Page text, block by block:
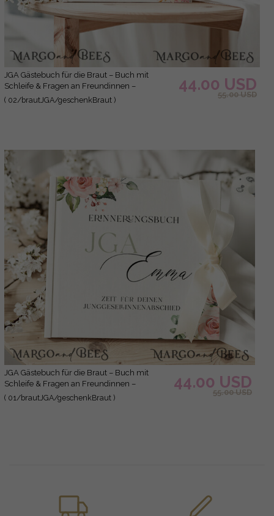
JGA Gästebuch für die Braut – Buch mit
Schleife & Fragen an Freundinnen –
personalisiert
( 02/brautJGA/geschenkBraut )
44.00 USD
55.00 USD
JGA Gästebuch für die Braut – Buch mit
Schleife & Fragen an Freundinnen –
personalisiert
( 01/brautJGA/geschenkBraut )
44.00 USD
55.00 USD